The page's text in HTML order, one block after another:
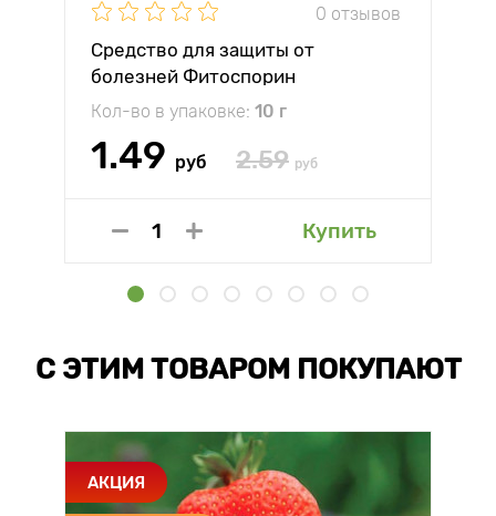
0 отзывов
Средство для защиты от
болезней Фитоспорин
Кол-во в упаковке: 10 г
1.49 руб 2.59 руб
Купить
С ЭТИМ ТОВАРОМ ПОКУПАЮТ
АКЦИЯ